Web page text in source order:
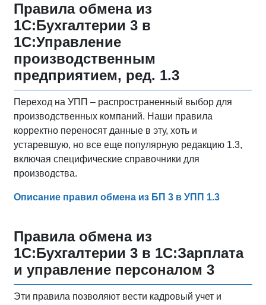
Правила обмена из
1С:Бухгалтерии 3 в
1С:Управление
производственным
предприятием, ред. 1.3
Переход на УПП – распространенный выбор для
производственных компаний. Наши правила
корректно переносят данные в эту, хоть и
устаревшую, но все еще популярную редакцию 1.3,
включая специфические справочники для
производства.
Описание правил обмена из БП 3 в УПП 1.3
Правила обмена из
1С:Бухгалтерии 3 в 1С:Зарплата
и управление персоналом 3
Эти правила позволяют вести кадровый учет и